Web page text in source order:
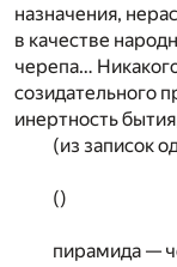
назначения,
в качестве
черепа…
созидательного
инертность
(из записок
()
пирамида —